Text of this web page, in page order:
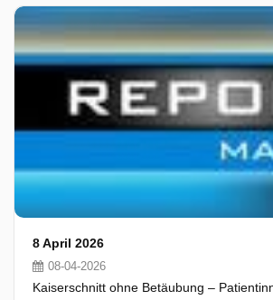
8 April 2026
08-04-2026
Kaiserschnitt ohne Betäubung –